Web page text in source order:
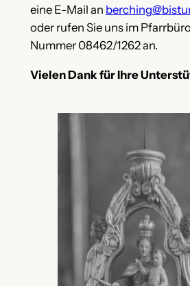
eine E-Mail an
oder rufen Sie uns im
Nummer 08462/1262 an.
Vielen Dank für Ihre